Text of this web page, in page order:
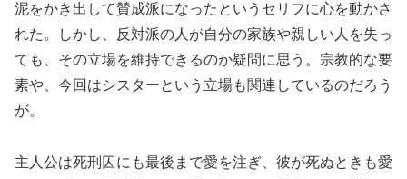
泥をかき出して賛成派になったというセリフに心を動かさ
れた。しかし、反対派の人が自分の家族や親しい人を失っ
ても、その立場を維持できるのか疑問に思う。宗教的な要
素や、今回はシスターという立場も関連しているのだろう
が。
主人公は死刑囚にも最後まで愛を注ぎ、彼が死ぬときも愛